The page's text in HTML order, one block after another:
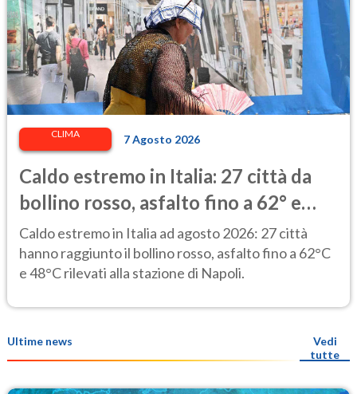
CLIMA 7 Agosto 2026
Caldo estremo in Italia: 27 città da
bollino rosso, asfalto fino a 62° e
punte di 48° alla stazione di Napoli
Caldo estremo in Italia ad agosto 2026: 27 città
hanno raggiunto il bollino rosso, asfalto fino a 62°C
e 48°C rilevati alla stazione di Napoli.
Ultime news
Vedi
tutte